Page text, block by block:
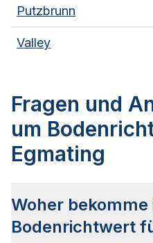
Putzbrunn
Valley
Fragen und
um
Egmating
Woher bekomme
Bodenrichtwert